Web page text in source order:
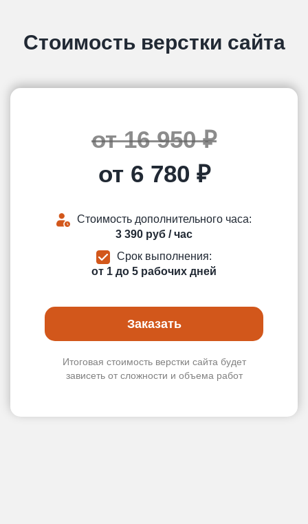
Стоимость верстки сайта
от 16 950 ₽
от 6 780 ₽
Стоимость дополнительного часа:
3 390 руб / час
Срок выполнения:
от 1 до 5 рабочих дней
Заказать
Итоговая стоимость верстки сайта будет
зависеть от сложности и объема работ